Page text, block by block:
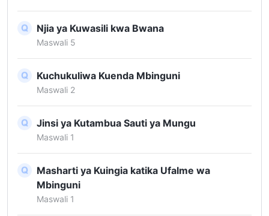
Njia ya Kuwasili kwa Bwana
Maswali 5
Kuchukuliwa Kuenda Mbinguni
Maswali 2
Jinsi ya Kutambua Sauti ya Mungu
Maswali 1
Masharti ya Kuingia katika Ufalme wa
Mbinguni
Maswali 1